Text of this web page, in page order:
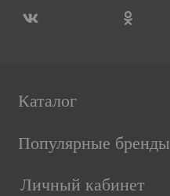
Каталог
Популярные бренды
Личный кабинет